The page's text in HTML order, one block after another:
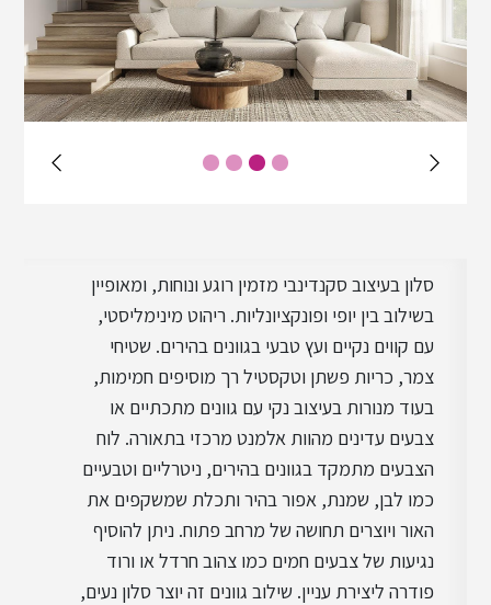
עיצוב תעשייתי
עיצוב כפרי
סלון בעיצוב סקנדינבי מזמין רוגע ונוחות, ומאופיין
בשילוב בין יופי ופונקציונליות. ריהוט מינימליסטי,
עם קווים נקיים ועץ טבעי בגוונים בהירים. שטיחי
צמר, כריות פשתן וטקסטיל רך מוסיפים חמימות,
בעוד מנורות בעיצוב נקי עם גוונים מתכתיים או
צבעים עדינים מהוות אלמנט מרכזי בתאורה. לוח
הצבעים מתמקד בגוונים בהירים, ניטרליים וטבעיים
כמו לבן, שמנת, אפור בהיר ותכלת שמשקפים את
האור ויוצרים תחושה של מרחב פתוח. ניתן להוסיף
נגיעות של צבעים חמים כמו צהוב חרדל או ורוד
פודרה ליצירת עניין. שילוב גוונים זה יוצר סלון נעים,